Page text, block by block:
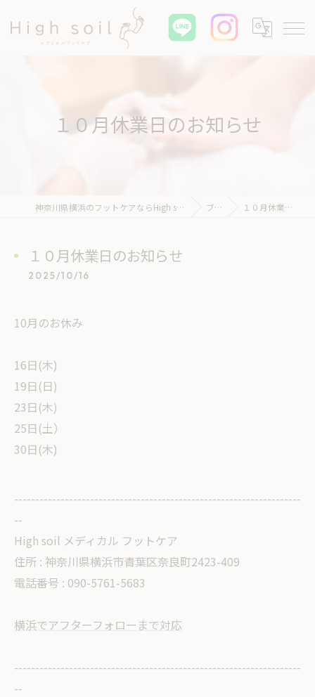
１０月休業日のお知らせ
神奈川県横浜のフットケアならHigh soil メディカル フットケア ブログ １０月休業日のお知らせ
１０月休業日のお知らせ
2025/10/16
10月のお休み
16日(木)
19日(日)
23日(木)
25日(土）
30日(木)
--------------------------------------------------------------------
--
High soil メディカル フットケア
住所 : 神奈川県横浜市青葉区奈良町2423-409
電話番号 : 090-5761-5683
横浜でアフターフォローまで対応
--------------------------------------------------------------------
--